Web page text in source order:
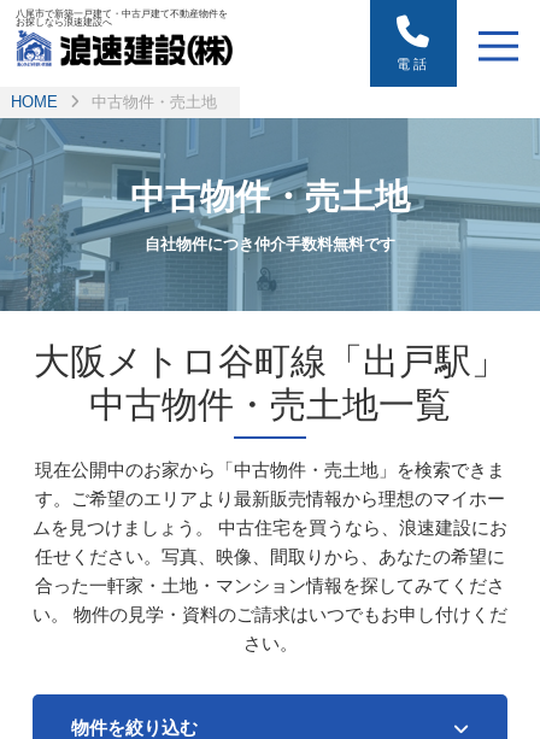
八尾市で新築一戸建て・中古戸建て不動産物件を
お探しなら浪速建設へ
電話
HOME 中古物件・売土地
中古物件・売土地
自社物件につき仲介手数料無料です
大阪メトロ谷町線「出戸駅」
中古物件・売土地一覧
現在公開中のお家から「中古物件・売土地」を検索できま
す。ご希望のエリアより最新販売情報から理想のマイホー
ムを見つけましょう。
中古住宅を買うなら、浪速建設にお
任せください。写真、映像、間取りから、あなたの希望に
合った一軒家・土地・マンション情報を探してみてくださ
い。
物件の見学・資料のご請求はいつでもお申し付けくだ
さい。
物件を絞り込む